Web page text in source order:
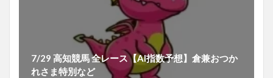
7/29 高知競馬 全レース【AI指数予想】倉兼おつか
れさま特別など